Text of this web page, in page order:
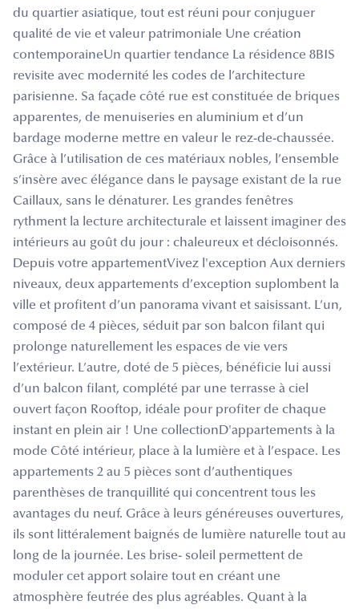
du quartier asiatique, tout est réuni pour conjuguer
qualité de vie et valeur patrimoniale Une création
contemporaineUn quartier tendance La résidence 8BIS
revisite avec modernité les codes de l’architecture
parisienne. Sa façade côté rue est constituée de briques
apparentes, de menuiseries en aluminium et d’un
bardage moderne mettre en valeur le rez-de-chaussée.
Grâce à l’utilisation de ces matériaux nobles, l’ensemble
s’insère avec élégance dans le paysage existant de la rue
Caillaux, sans le dénaturer. Les grandes fenêtres
rythment la lecture architecturale et laissent imaginer des
intérieurs au goût du jour : chaleureux et décloisonnés.
Depuis votre appartementVivez l'exception Aux derniers
niveaux, deux appartements d’exception suplombent la
ville et profitent d’un panorama vivant et saisissant. L’un,
composé de 4 pièces, séduit par son balcon filant qui
prolonge naturellement les espaces de vie vers
l’extérieur. L’autre, doté de 5 pièces, bénéficie lui aussi
d’un balcon filant, complété par une terrasse à ciel
ouvert façon Rooftop, idéale pour profiter de chaque
instant en plein air ! Une collectionD'appartements à la
mode Côté intérieur, place à la lumière et à l’espace. Les
appartements 2 au 5 pièces sont d’authentiques
parenthèses de tranquillité qui concentrent tous les
avantages du neuf. Grâce à leurs généreuses ouvertures,
ils sont littéralement baignés de lumière naturelle tout au
long de la journée. Les brise- soleil permettent de
moduler cet apport solaire tout en créant une
atmosphère feutrée des plus agréables. Quant à la